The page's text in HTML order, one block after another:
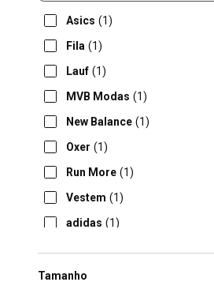
Asics (1)
Fila (1)
Lauf (1)
MVB Modas (1)
New Balance (1)
Oxer (1)
Run More (1)
Vestem (1)
adidas (1)
Tamanho